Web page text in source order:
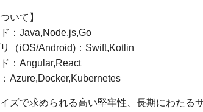
いて】
：Java,Node.js,Go
（iOS/Android)：Swift,Kotlin
：Angular,React
Azure,Docker,Kubernetes
ズで求められる高い堅牢性、長期にわたる